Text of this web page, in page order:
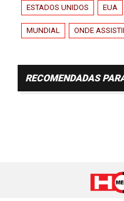
ESTADOS UNIDOS EUA
MUNDIAL ONDE
RECOMENDADAS